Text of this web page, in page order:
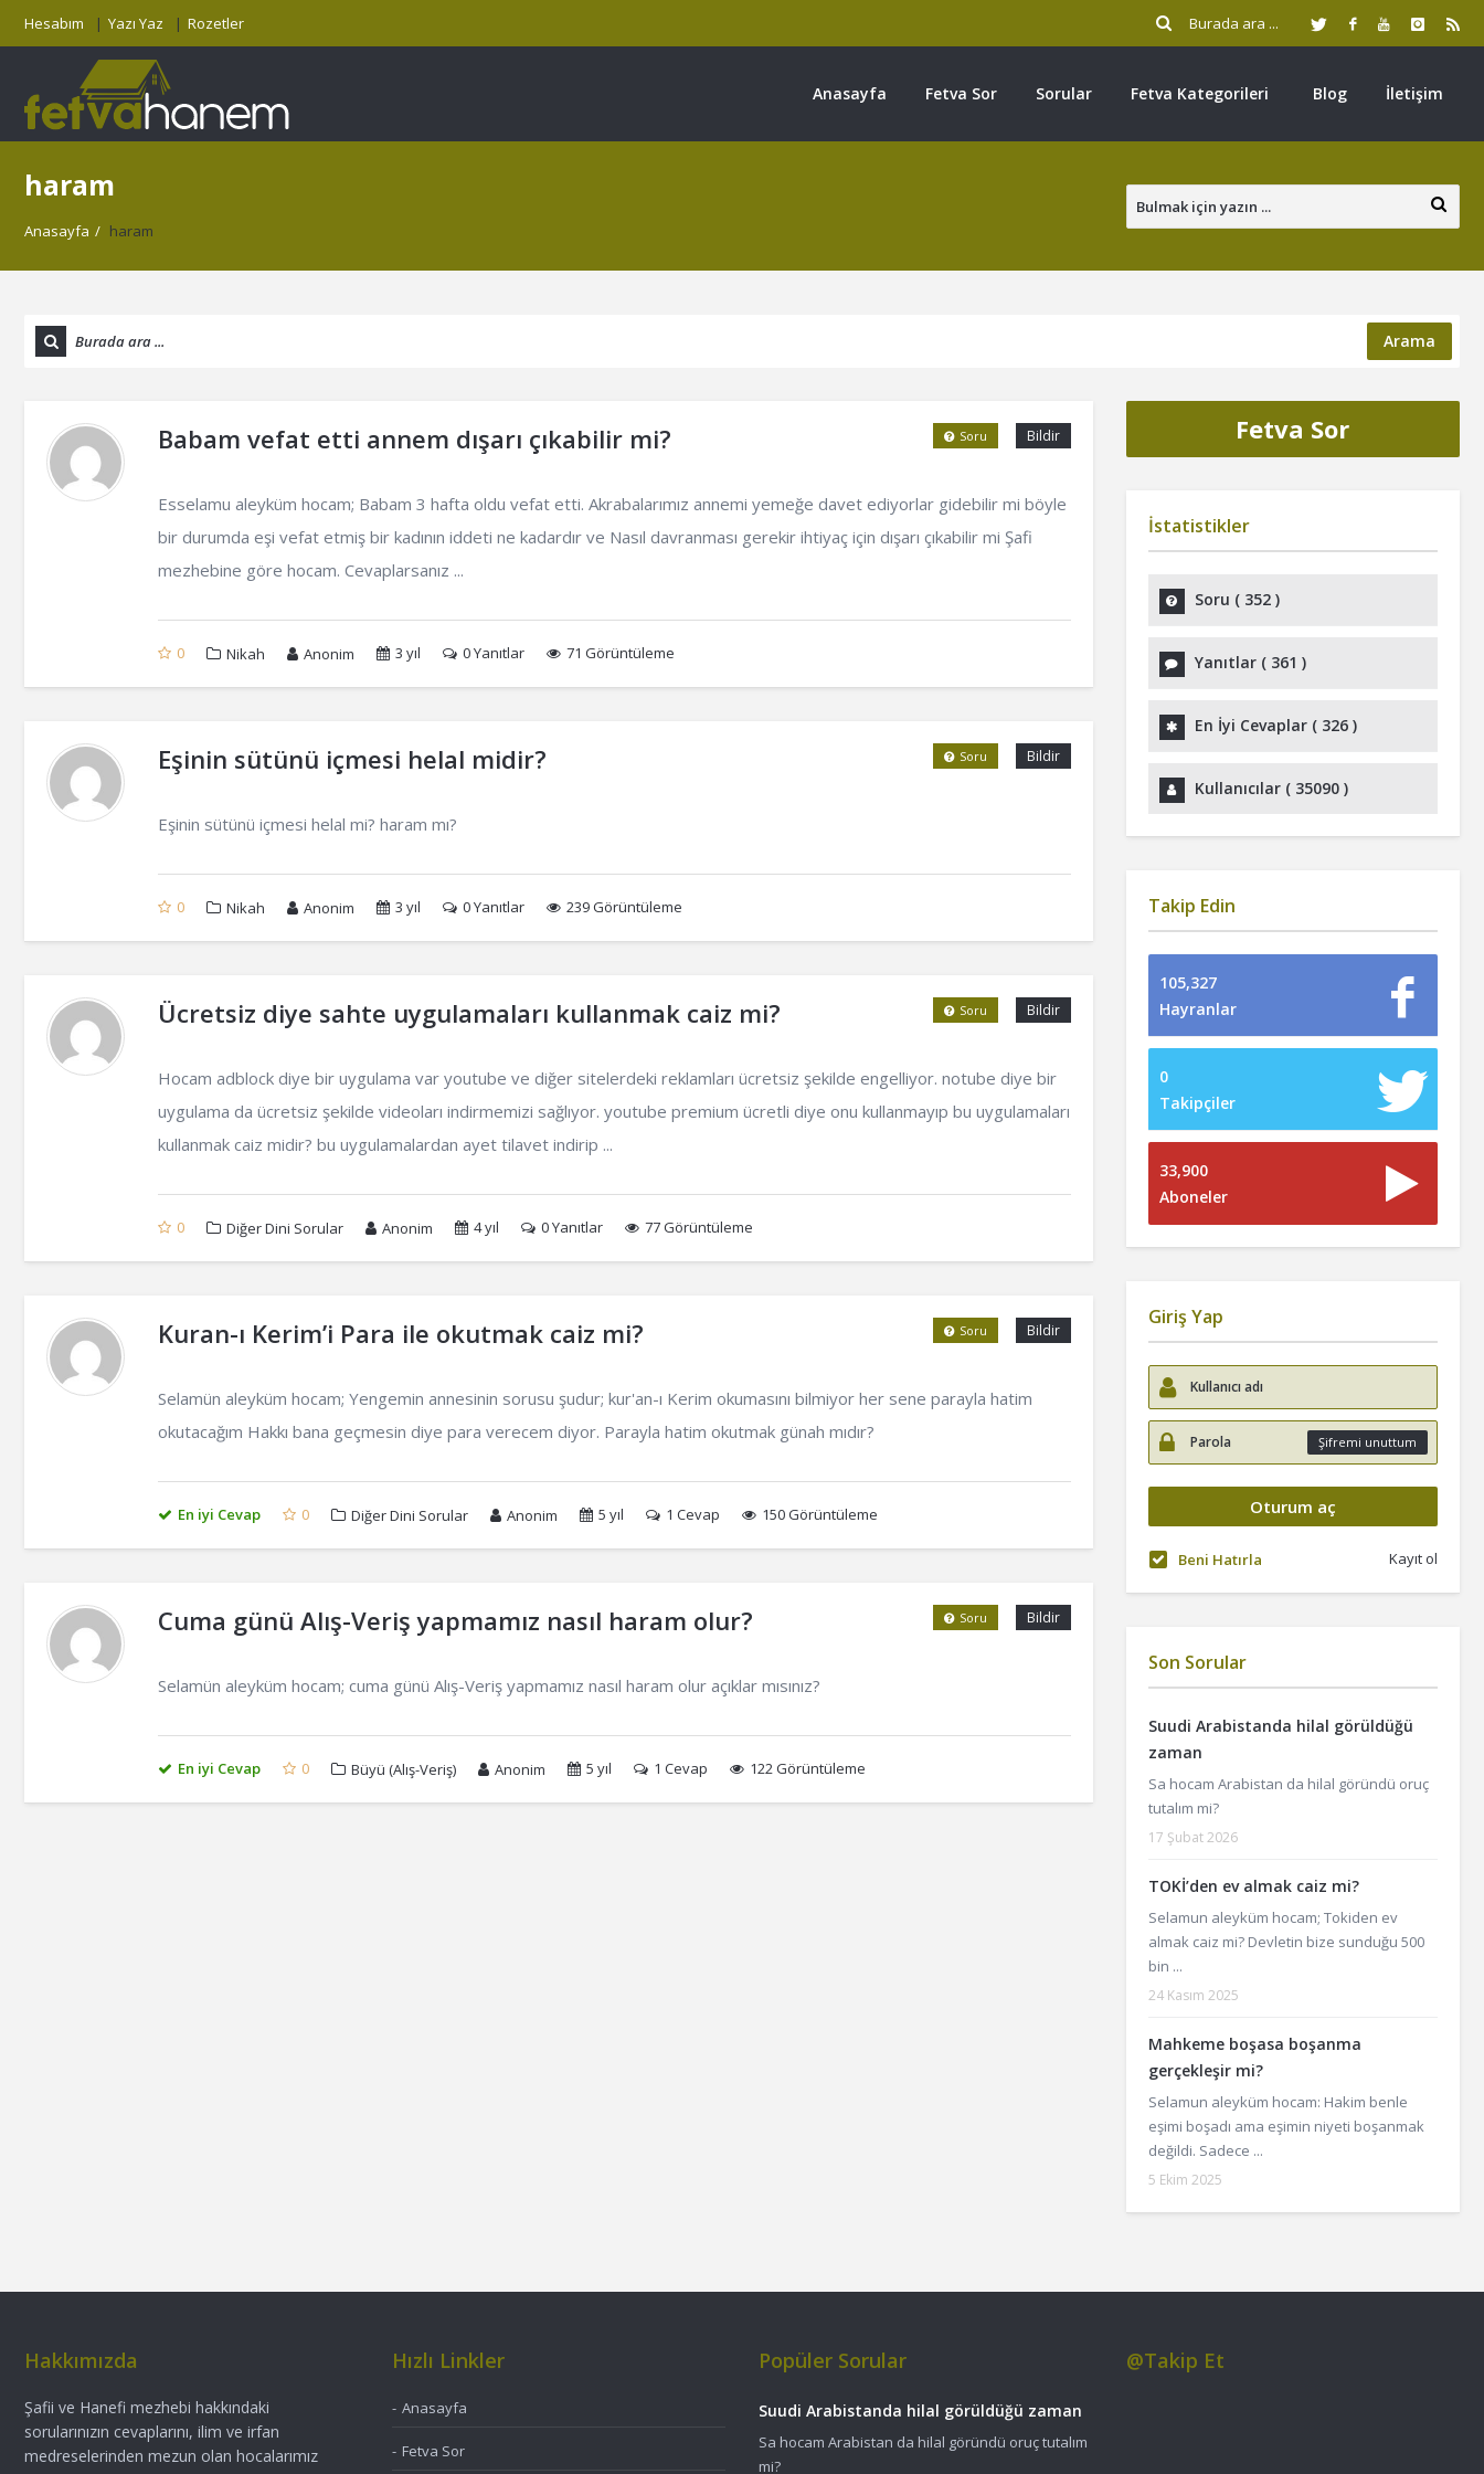
Hesabım Yazı Yaz Rozetler
Anasayfa Fetva Sor Sorular Fetva Kategorileri Blog İletişim
haram
Anasayfa / haram
Arama
Babam vefat etti annem dışarı çıkabilir mi? Bildir
Soru
Esselamu aleyküm hocam; Babam 3 hafta oldu vefat etti. Akrabalarımız annemi yemeğe davet ediyorlar gidebilir mi böyle
bir durumda eşi vefat etmiş bir kadının iddeti ne kadardır ve Nasıl davranması gerekir ihtiyaç için dışarı çıkabilir mi Şafi
mezhebine göre hocam. Cevaplarsanız ...
0 Nikah Anonim 3 yıl 0Yanıtlar 71 Görüntüleme
Eşinin sütünü içmesi helal midir? Bildir
Soru
Eşinin sütünü içmesi helal mi? haram mı?
0 Nikah Anonim 3 yıl 0Yanıtlar 239 Görüntüleme
Ücretsiz diye sahte uygulamaları kullanmak caiz mi? Bildir
Soru
Hocam adblock diye bir uygulama var youtube ve diğer sitelerdeki reklamları ücretsiz şekilde engelliyor. notube diye bir
uygulama da ücretsiz şekilde videoları indirmemizi sağlıyor. youtube premium ücretli diye onu kullanmayıp bu uygulamaları
kullanmak caiz midir? bu uygulamalardan ayet tilavet indirip ...
0 Diğer Dini Sorular Anonim 4 yıl 0Yanıtlar 77 Görüntüleme
Kuran-ı Kerim’i Para ile okutmak caiz mi? Bildir
Soru
Selamün aleyküm hocam; Yengemin annesinin sorusu şudur; kur'an-ı Kerim okumasını bilmiyor her sene parayla hatim
okutacağım Hakkı bana geçmesin diye para verecem diyor. Parayla hatim okutmak günah mıdır?
En iyi Cevap 0 Diğer Dini Sorular Anonim 5 yıl 1 Cevap 150 Görüntüleme
Cuma günü Alış-Veriş yapmamız nasıl haram olur? Bildir
Soru
Selamün aleyküm hocam; cuma günü Alış-Veriş yapmamız nasıl haram olur açıklar mısınız?
En iyi Cevap 0 Büyü (Alış-Veriş) Anonim 5 yıl 1 Cevap 122 Görüntüleme
Fetva Sor
İstatistikler
Soru ( 352)
Yanıtlar ( 361 )
En İyi Cevaplar ( 326)
Kullanıcılar ( 35090)
Takip Edin
105,327
Hayranlar
0
Takipçiler
33,900
Aboneler
Giriş Yap
Şifremi unuttum
Beni Hatırla Kayıt ol
Son Sorular
Suudi Arabistanda hilal görüldüğü
zaman
Sa hocam Arabistan da hilal göründü oruç
tutalım mi?
17 Şubat 2026
TOKİ’den ev almak caiz mi?
Selamun aleyküm hocam; Tokiden ev
almak caiz mi? Devletin bize sunduğu 500
bin ...
24 Kasım 2025
Mahkeme boşasa boşanma
gerçekleşir mi?
Selamun aleyküm hocam: Hakim benle
eşimi boşadı ama eşimin niyeti boşanmak
değildi. Sadece ...
5 Ekim 2025
Hakkımızda
Şafii ve Hanefi mezhebi hakkındaki
sorularınızın cevaplarını, ilim ve irfan
medreselerinden mezun olan hocalarımız
Hızlı Linkler
Anasayfa
Fetva Sor
Popüler Sorular
Suudi Arabistanda hilal görüldüğü zaman
Sa hocam Arabistan da hilal göründü oruç tutalım
mi?
@Takip Et